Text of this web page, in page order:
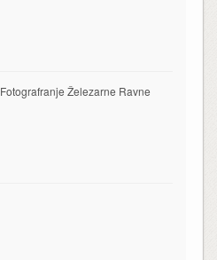
Fotografranje Železarne Ravne